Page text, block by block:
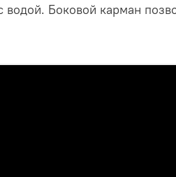
водой. Боковой карман